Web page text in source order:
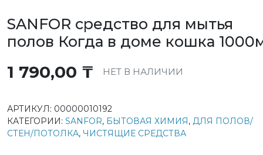
SANFOR средство для мытья
полов Когда в доме кошка
1 790,00 ₸ НЕТ В НАЛИЧИИ
АРТИКУЛ: 00000010192
КАТЕГОРИИ: SANFOR, БЫТОВАЯ ХИМИЯ, ДЛЯ ПОЛОВ/
СТЕН/ПОТОЛКА, ЧИСТЯЩИЕ СРЕДСТВА